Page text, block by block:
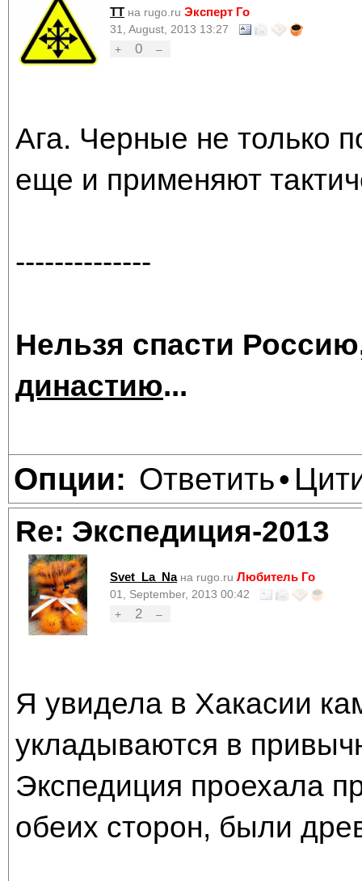
TT на rugo.ru Эксперт Го
31, August, 2013 13:27
+
0 –
Ага. Черные не только
еще и применяют
--------------
Нельзя спасти
династию...
Опции: Ответить•
Re: Экспедиция-2013
Svet_La_Na на rugo.ru Любитель Го
01, September, 2013 00:42
+
2 –
Я увидела в Хакасии
укладываются в
Экспедиция проехала
обеих сторон, были